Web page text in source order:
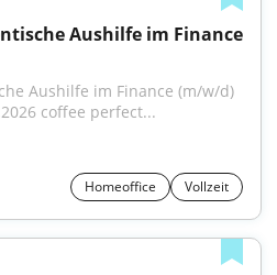
Aushilfe im Finance
Aushilfe im Finance (m/w/d)
coffee perfect...
Homeoffice Vollzeit